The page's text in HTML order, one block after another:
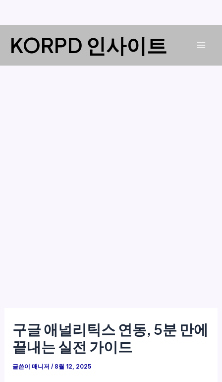
KORPD 인사이트
구글 애널리틱스 연동, 5분 만에
끝내는 실전 가이드
글쓴이매니저/ 8월 12, 2025